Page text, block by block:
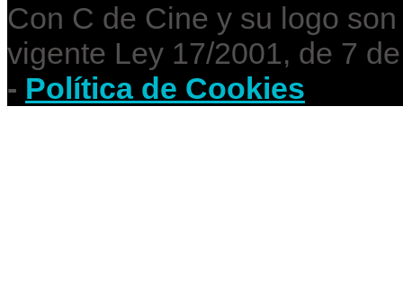
Con C de Cine y su logo
vigente Ley 17/2001, de 7
- Política de Cookies